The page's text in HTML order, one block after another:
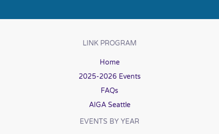
LINK PROGRAM
Home
2025-2026 Events
FAQs
AIGA Seattle
EVENTS BY YEAR